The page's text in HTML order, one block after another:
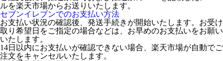
ルを楽天市場からお送りいたします。
セブンイレブンでのお支払い方法
お支払い状況の確認後、発送手続きが開始いたします。お受け
取り希望日をご指定の場合などは、お早めのお支払いをお願い
いたします。
14日以内にお支払いが確認できない場合、楽天市場が自動でご
注文をキャンセルいたします。